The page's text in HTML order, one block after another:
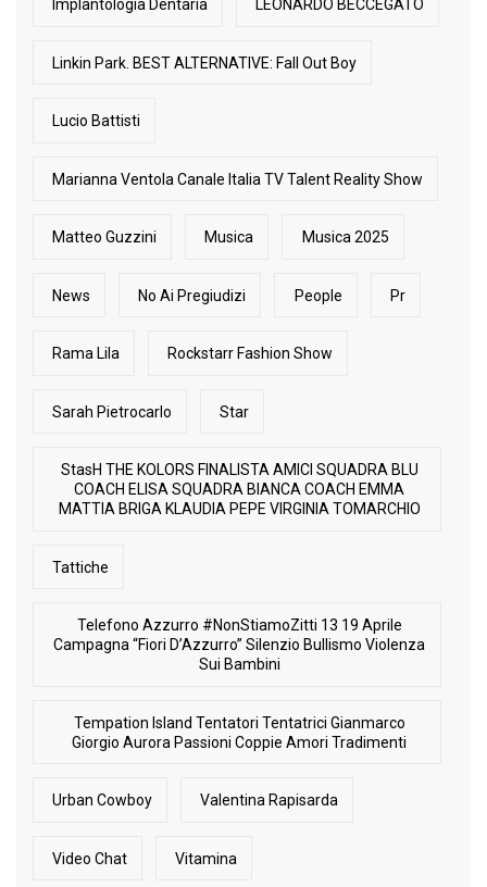
Implantologia Dentaria LEONARDO BECCEGATO
Linkin Park. BEST ALTERNATIVE: Fall Out Boy
Lucio Battisti
Marianna Ventola Canale Italia TV Talent Reality Show
Matteo Guzzini Musica Musica 2025
News No Ai Pregiudizi People Pr
Rama Lila Rockstarr Fashion Show
Sarah Pietrocarlo Star
StasH THE KOLORS FINALISTA AMICI SQUADRA BLU
COACH ELISA SQUADRA BIANCA COACH EMMA
MATTIA BRIGA KLAUDIA PEPE VIRGINIA TOMARCHIO
Tattiche
Telefono Azzurro #NonStiamoZitti 13 19 Aprile
Campagna “Fiori D’Azzurro” Silenzio Bullismo Violenza
Sui Bambini
Tempation Island Tentatori Tentatrici Gianmarco
Giorgio Aurora Passioni Coppie Amori Tradimenti
Urban Cowboy Valentina Rapisarda
Video Chat Vitamina